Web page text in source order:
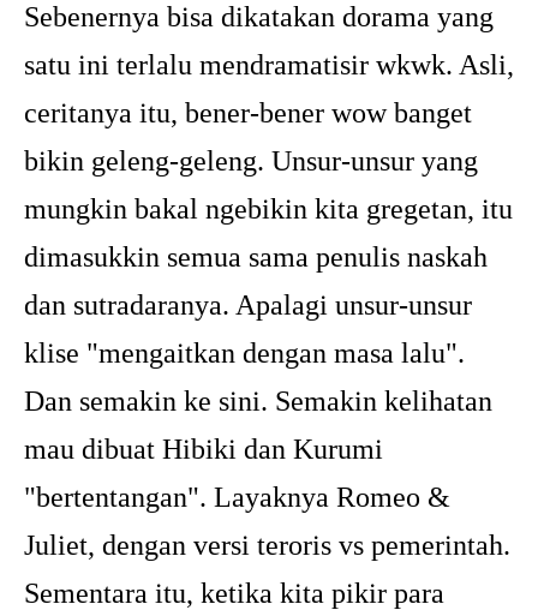
Sebenernya bisa dikatakan dorama yang
satu ini terlalu mendramatisir wkwk. Asli,
ceritanya itu, bener-bener wow banget
bikin geleng-geleng. Unsur-unsur yang
mungkin bakal ngebikin kita gregetan, itu
dimasukkin semua sama penulis naskah
dan sutradaranya. Apalagi unsur-unsur
klise "mengaitkan dengan masa lalu".
Dan semakin ke sini. Semakin kelihatan
mau dibuat Hibiki dan Kurumi
"bertentangan". Layaknya Romeo &
Juliet, dengan versi teroris vs pemerintah.
Sementara itu, ketika kita pikir para